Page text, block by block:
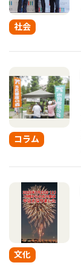
社会
コラム
文化